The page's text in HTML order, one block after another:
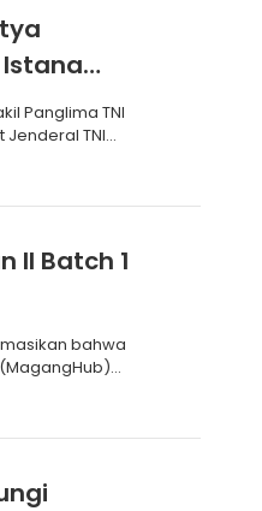
Istana
Panglima TNI
Jenderal TNI
II Batch 1
bahwa